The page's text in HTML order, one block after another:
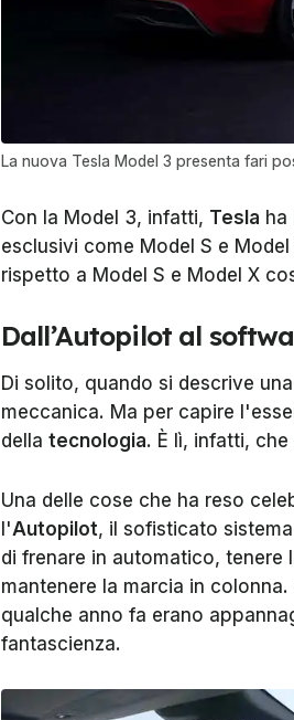
La nuova Tesla Model 3 presenta fari
Con la Model 3, infatti, Tesla
esclusivi come Model S e
rispetto a Model S e Model X
Dall’Autopilot al
Di solito, quando si descrive
meccanica. Ma per capire
della tecnologia. È lì, infatti,
Una delle cose che ha reso
l'Autopilot, il sofisticato
di frenare in automatico, tenere
mantenere la marcia in
qualche anno fa erano
fantascienza.